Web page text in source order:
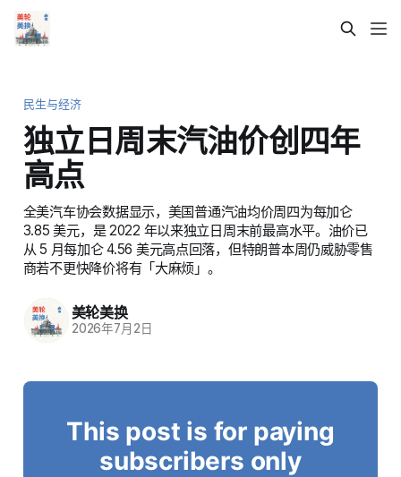
民生与经济
独立日周末汽油价创四年
高点
全美汽车协会数据显示，美国普通汽油均价周四为每加仑
3.85 美元，是 2022 年以来独立日周末前最高水平。油价已
从 5 月每加仑 4.56 美元高点回落，但特朗普本周仍威胁零售
商若不更快降价将有「大麻烦」。
美轮美换
2026年7月2日
This post is for paying
subscribers only